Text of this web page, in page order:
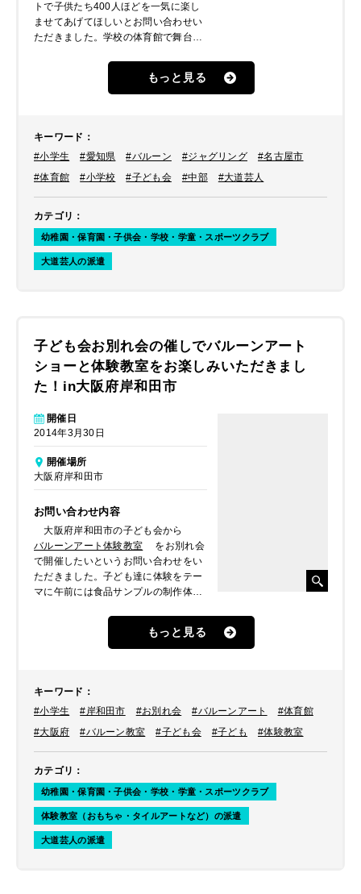
トで子供たち400人ほどを一気に楽し
ませてあげてほしいとお問い合わせい
ただきました。学校の体育館で舞台も
ら見ても分かりやすいネタをする大道
芸人を希望とのことでした。中部を中
した。
もっと見る
キーワード ：
#小学生
#愛知県 #バルーン #ジャグリング
#名古屋市
#体育館
#小学校 #子ども会 #中部 #大道芸人
カテゴリ ：
幼稚園・保育園・子供会・学校・学童・スポーツクラブ
大道芸人の派遣
子ども会お別れ会の催しでバルーンアート
ショーと体験教室をお楽しみいただきまし
た！in大阪府岸和田市
開催日
2014年3月30日
開催場所
大阪府岸和田市
お問い合わせ内容
大阪府岸和田市の子ども会から
バルーンアート体験教室
をお別れ会
で開催したいというお問い合わせをい
ただきました。子ども達に体験をテー
マに午前には食品サンプルの制作体験
依頼をいただきました。
もっと見る
キーワード ：
#小学生
#岸和田市 #お別れ会 #バルーンアート
#体育館
#大阪府
#バルーン教室 #子ども会 #子ども #体験教室
カテゴリ ：
幼稚園・保育園・子供会・学校・学童・スポーツクラブ
体験教室（おもちゃ・タイルアートなど）の派遣
大道芸人の派遣